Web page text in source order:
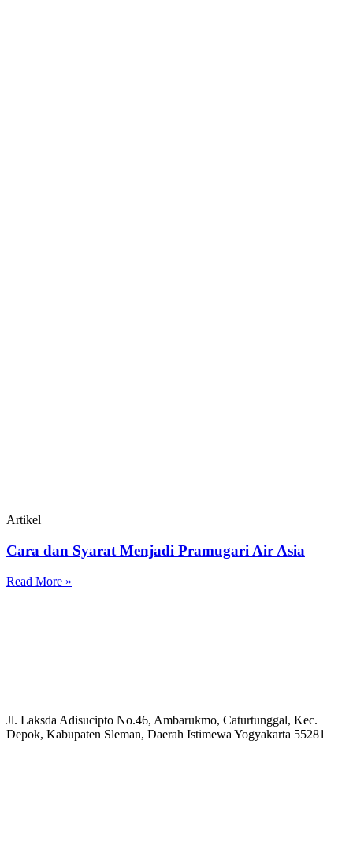
Artikel
Cara dan Syarat Menjadi Pramugari Air Asia
Read More »
Jl. Laksda Adisucipto No.46, Ambarukmo, Caturtunggal, Kec.
Depok, Kabupaten Sleman, Daerah Istimewa Yogyakarta 55281